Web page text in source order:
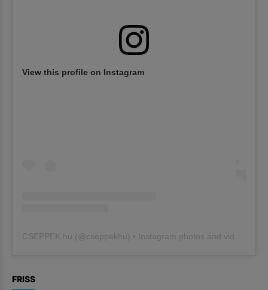
View this profile on Instagram
CSEPPEK.hu (@cseppekhu ) • Instagram photos and videos
FRISS